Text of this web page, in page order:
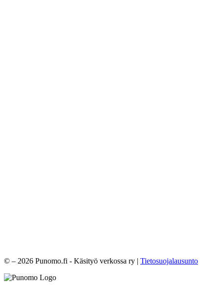
© – 2026 Punomo.fi - Käsityö verkossa ry | Tietosuojalausunto